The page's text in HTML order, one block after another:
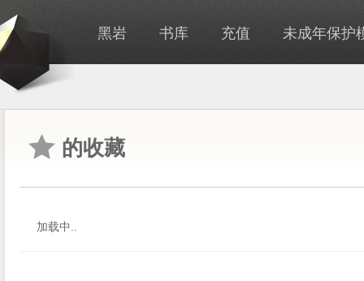
黑岩 书库 充值 未成年保护
的收藏
加载中..